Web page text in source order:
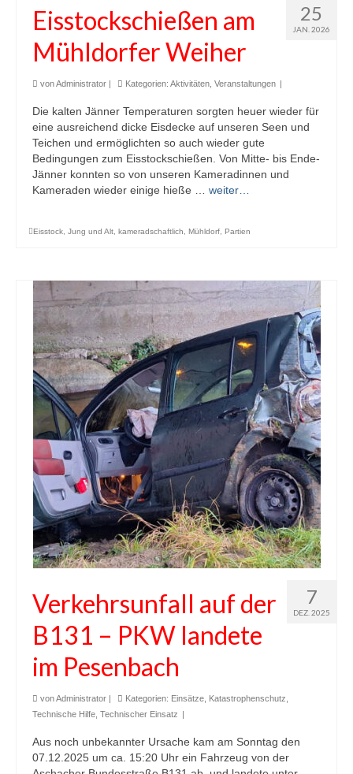
25
JAN. 2026
Eisstockschießen am
Mühldorfer Weiher
vonAdministrator | Kategorien: Aktivitäten Veranstaltungen |
Die kalten Jänner Temperaturen sorgten heuer wieder für
eine ausreichend dicke Eisdecke auf unseren Seen und
Teichen und ermöglichten so auch wieder gute
Bedingungen zum Eisstockschießen. Von Mitte- bis Ende-
Jänner konnten so von unseren Kameradinnen und
Kameraden wieder einige hieße … weiter…
Eisstock Jung und Alt kameradschaftlich Mühldorf Partien
7
DEZ. 2025
Verkehrsunfall auf der
B131 – PKW landete
im Pesenbach
vonAdministrator | Kategorien: Einsätze Katastrophenschutz
Technische Hilfe Technischer Einsatz |
Aus noch unbekannter Ursache kam am Sonntag den
07.12.2025 um ca. 15:20 Uhr ein Fahrzeug von der